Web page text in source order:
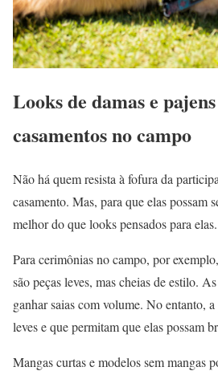
Looks de damas e
casamentos no campo
Não há quem resista à fofura da
casamento. Mas, para que elas possam
melhor do que looks pensados para elas.
Para cerimônias no campo, por
são peças leves, mas cheias de estilo.
ganhar saias com volume. No entanto,
leves e que permitam que elas possam
Mangas curtas e modelos sem mangas